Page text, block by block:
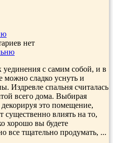
нет
уединения с самим собой, и в
можно сладко уснуть и
Издревле спальня считалась
всего дома. Выбирая
это помещение,
существенно влиять на то,
хорошо вы будете
все тщательно продумать, ...